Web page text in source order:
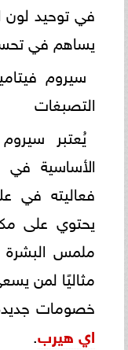
في توحيد لون
يساهم في
سيروم
التصبغات
يُعتبر
الأساسية في
فعاليته في
يحتوي على
ملمس البشرة
مثاليًا لمن
خصومات
اي هيرب.